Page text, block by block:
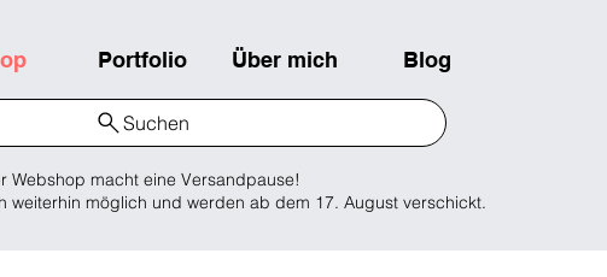
Webshop macht eine Versandpause!
weiterhin möglich und werden ab dem 17. August verschickt.
Portfolio Über mich Blog
Suchen